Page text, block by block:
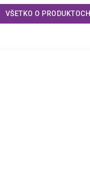
VŠETKO O PRODUKTOCH